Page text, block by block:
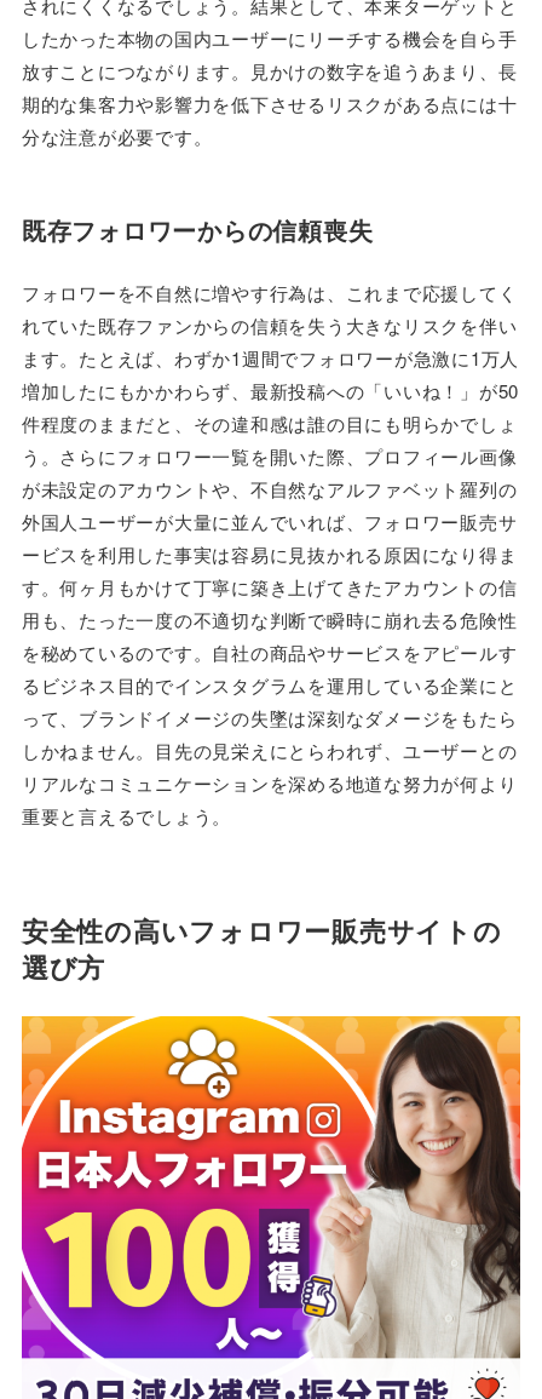
されにくくなるでしょう。結果として、本来ターゲットと
したかった本物の国内ユーザーにリーチする機会を自ら手
放すことにつながります。見かけの数字を追うあまり、長
期的な集客力や影響力を低下させるリスクがある点には十
分な注意が必要です。
既存フォロワーからの信頼喪失
フォロワーを不自然に増やす行為は、これまで応援してく
れていた既存ファンからの信頼を失う大きなリスクを伴い
ます。たとえば、わずか1週間でフォロワーが急激に1万人
増加したにもかかわらず、最新投稿への「いいね！」が50
件程度のままだと、その違和感は誰の目にも明らかでしょ
う。さらにフォロワー一覧を開いた際、プロフィール画像
が未設定のアカウントや、不自然なアルファベット羅列の
外国人ユーザーが大量に並んでいれば、フォロワー販売サ
ービスを利用した事実は容易に見抜かれる原因になり得ま
す。何ヶ月もかけて丁寧に築き上げてきたアカウントの信
用も、たった一度の不適切な判断で瞬時に崩れ去る危険性
を秘めているのです。自社の商品やサービスをアピールす
るビジネス目的でインスタグラムを運用している企業にと
って、ブランドイメージの失墜は深刻なダメージをもたら
しかねません。目先の見栄えにとらわれず、ユーザーとの
リアルなコミュニケーションを深める地道な努力が何より
重要と言えるでしょう。
安全性の高いフォロワー販売サイトの
選び方